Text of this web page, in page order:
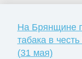
На Брянщине
табака в
(31 мая)